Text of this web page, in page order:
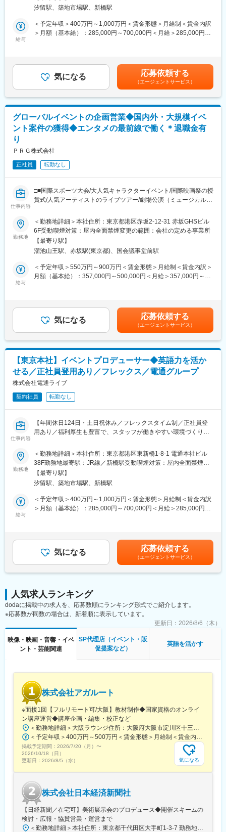
た。
変更の範囲：会社の定める業務
～実行フェーズの推進（進行管理／課題・リスク管理）をお任せ
します。
＜具体的には＞
・国内外の関係者（主催者、協力会社、制作・施工・運営パート
ナー等）との各種調整、折衝、合意形成
キュメント作成
・予算管理、見積精査、発注・契約手続きの支援
・現地・オンライン含む会議体の運営（アジェンダ作成、議事
■当社について：
を一社に統合・集約し、「ライブマーケティング」の中核企業と
一般的となった現在だからこそ、企業コミュニケーション活動に
人材とノウハウの集約により、企画からデザイン、演出・制作・
運営、デジタルマーケティングとの統合までをワンストップでプ
変更の範囲：会社の定める業務
結を経て変更する場合がある）
汐留駅、築地市場駅、新橋駅
給与
＜予定年収＞400万円～1,000万円＜賃金形態＞月給制＜賃金内訳
＞月額（基本給）：285,000円～700,000円＜月給＞285,000円～
ます。■賞与：年2回（9月、3月支給）※賞与は前年評価に応じて
決定支給（入社初年度は標準評価とし、在籍月数按分にて支給）
賃金はあくまでも目安の金額であり、選考を通じて上下する可能
性があります。月給(月額)は固定手当を含めた表記です。
気になる 応募依頼する
（エージェントサービス）
グローバルイベントの企画営業◆国内外・大規模イベ
ント案件の獲得◆エンタメの最前線で働く＊退職金有
り
ＰＲＧ株式会社
正社員 転勤なし
仕事内容
□■国際スポーツ大会/大人気キャラクターイベント/国際映画祭の授
賞式/人気アーティストのライブツアー/劇場公演（ミュージカル）
ブでしっかり年収還元◎■□
ライブやイベントに欠かせない照明・映像・音響・舞台機構など
をワンストップで提供している当社にて、国内外の大規模イベン
ト案件の営業職をお任せします。
■業務内容
・制作会社・広告代理店・プロモーターへのアプローチ
・制作スケジュールの進捗管理および社内外調整
・イベント現場の立ち会い 等
＊既存顧客や紹介、グループ会社からの依頼が7割
新規顧客への提案は全体の3割です。
PRGはニューヨークに本社を置き、国際的なライブイベントやエ
ンターテインメント業界において、最新のテクノロジーとハイレ
カンパニーです。
場に欠かせない最新の「照明・映像・音響・舞台機構」の分野
で、自ら製品を開発・製造しながら、しかも世界最大級の機材ス
トックを保有。
ン、アカデミー賞授賞式など、世界各地で開催される大規模イベ
ントやトレードショー、ビックアーチストのコンサートツアー、
◎世界が認めた”国際水準のプロダクト”を提供していく唯一無二の
ポジションです。エンタメ業界を支える存在として、最新技術と
ハイクオリティなサービスを国内外へ展開します。
◎外資系ならではの英語活用機会・給与アップの機会も：
英語を活用したクライアント折衝の機会や、営業実績に応じたイ
ンセンティブも充実。事業企画・営業企画・Webマーケティング
等…ご自身が挑戦したい分野に手を挙げて、チャレンジいただく
事も歓迎です。
変更の範囲：会社の定める業務
勤務地
＜勤務地詳細＞本社住所：東京都港区赤坂2-12-31 赤坂GHSビル
6F受動喫煙対策：屋内全面禁煙変更の範囲：会社の定める事業所
【最寄り駅】
溜池山王駅、赤坂駅(東京都)、国会議事堂前駅
給与
＜予定年収＞550万円～900万円＜賃金形態＞月給制＜賃金内訳＞
月額（基本給）：357,000円～500,000円＜月給＞357,000円～
成できた場合、コミッションでの還元があります。■モデル年収：
年収660万円／30代（入社4年）年収900万円／40代（入社8年）
賃金はあくまでも目安の金額であり、選考を通じて上下する可能
性があります。月給(月額)は固定手当を含めた表記です。
気になる 応募依頼する
（エージェントサービス）
【東京本社】イベントプロデューサー◆英語力を活か
せる／正社員登用あり／フレックス／電通グループ
株式会社電通ライブ
契約社員 転勤なし
仕事内容
【年間休日124日・土日祝休み／フレックスタイム制／正社員登
用あり／福利厚生も豊富で、スタッフが働きやすい環境づくりを
■業務内容：
イベントスペース領域におけるフロント業務をお任せします。
＜具体的には＞
・クライアントとのコミュニケーションによる業務推進
・イベント及びスペース企画の立案
・イベントプロジェクトのプロデュース及び制作推進
・映像制作プロデュース
電通グループ（電通と旧電通テック）のイベント＆スペース事業
を一社に統合・集約し、「ライブマーケティング」の中核企業と
して2017年1月に立ち上がりました。デジタルマーケティングが
人材とノウハウの集約により、企画からデザイン、演出・制作・
運営、デジタルマーケティングとの統合までをワンストップでプ
ロデュースする高度なサービスを提供していきます。
勤務地
＜勤務地詳細＞本社住所：東京都港区東新橋1-8-1 電通本社ビル
38F勤務地最寄駅：JR線／新橋駅受動喫煙対策：屋内全面禁煙変
更の範囲：原則変更なし（ただし、本人同意のもと契約書の再締
結を経て変更する場合がある）
【最寄り駅】
汐留駅、築地市場駅、新橋駅
給与
＜予定年収＞400万円～1,000万円＜賃金形態＞月給制＜賃金内訳
＞月額（基本給）：285,000円～700,000円＜月給＞285,000円～
定します。■賞与：年2回（9月、3月支給）※賞与は前年評価に応
じて決定支給（入社初年度は標準評価とし、在籍月数按分にて支
給）賃金はあくまでも目安の金額であり、選考を通じて上下する
可能性があります。月給(月額)は固定手当を含めた表記です。
気になる 応募依頼する
（エージェントサービス）
人気求人ランキング
dodaに掲載中の求人を、応募数順にランキング形式でご紹介します。
※応募数が同数の場合は、新着順に表示しています。
更新日： 2026/8/6（木）
映像・映画・音響・イベ
ント・芸能関連
SP代理店（イベント・販
促提案など）
英語を活かす
株式会社アガルート
※面接1回【フルリモート可/大阪】教材制作◆国家資格のオンライ
ン講座運営◆講座企画・編集・校正など
掲載予定期間： 2026/7/20（月） 〜
2026/10/18（日）
更新日： 2026/8/5（水） 気になる
株式会社日本経済新聞社
【日経新聞／在宅可】美術展示会のプロデュース◆開催スキームの
検討・広報・協賛営業・運営まで